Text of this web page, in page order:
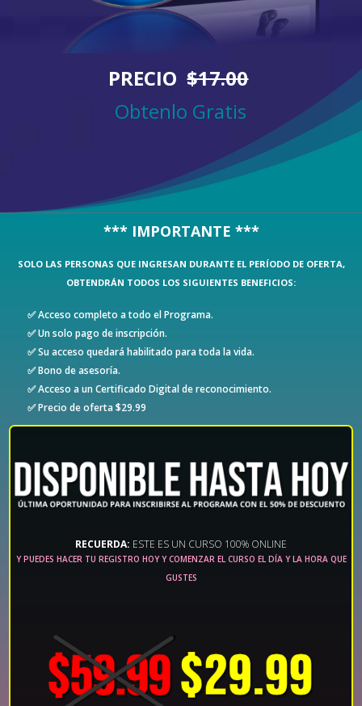
PRECIO$17.00
Obtenlo Gratis
*** IMPORTANTE ***
SOLO LAS PERSONAS QUE INGRESAN DURANTE EL PERÍODO DE OFERTA,
OBTENDRÁN TODOS LOS SIGUIENTES BENEFICIOS:
✅ Acceso completo a todo el Programa.
✅ Un solo pago de inscripción.
✅ Su acceso quedará habilitado para toda la vida.
✅ Bono de asesoría.
✅ Acceso a un Certificado Digital de reconocimiento.
✅ Precio de oferta $29.99
RECUERDA: ESTE ES UN CURSO 100% ONLINE
Y PUEDES HACER TU REGISTRO HOY Y COMENZAR EL CURSO EL DÍA Y LA HORA QUE
GUSTES